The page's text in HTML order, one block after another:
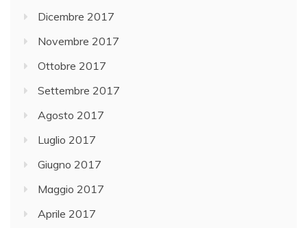
Dicembre 2017
Novembre 2017
Ottobre 2017
Settembre 2017
Agosto 2017
Luglio 2017
Giugno 2017
Maggio 2017
Aprile 2017